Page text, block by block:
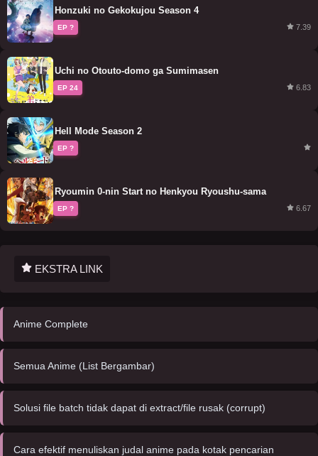
Honzuki no Gekokujou Season 4
EP ? 7.39
Uchi no Otouto-domo ga Sumimasen
EP 24 6.83
Hell Mode Season 2
EP ?
Ryoumin 0-nin Start no Henkyou Ryoushu-sama
EP ? 6.67
EKSTRA LINK
Anime Complete
Semua Anime (List Bergambar)
Solusi file batch tidak dapat di extract/file rusak (corrupt)
Cara efektif menuliskan judal anime pada kotak pencarian